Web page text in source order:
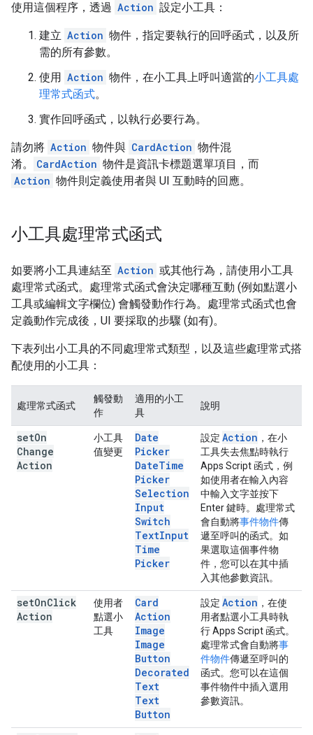
使用這個程序，透過 Action 設定小工具：
建立 Action 物件，指定要執行的回呼函式，以及所
需的所有參數。
使用 Action 物件，在小工具上呼叫適當的小工具處
理常式函式。
實作回呼函式，以執行必要行為。
請勿將 Action 物件與 CardAction 物件混
淆。
CardAction 物件是資訊卡標題選單項目，而
Action 物件則定義使用者與 UI 互動時的回應。
小工具處理常式函式
如要將小工具連結至 Action 或其他行為，請使用小工具
處理常式函式。處理常式函式會決定哪種互動 (例如點選小
工具或編輯文字欄位) 會觸發動作行為。處理常式函式也會
定義動作完成後，UI 要採取的步驟 (如有)。
下表列出小工具的不同處理常式類型，以及這些處理常式搭
配使用的小工具：
處理常式函式
觸發動
作
適用的小工
具
說明
setOn
Change
Action
小工具
值變更
Date
Picker
DateTime
Picker
Selection
Input
Switch
TextInput
Time
Picker
設定 Action ，在小
工具失去焦點時執行
Apps Script 函式，例
如使用者在輸入內容
中輸入文字並按下
Enter 鍵時。處理常式
會自動將事件物件傳
遞至呼叫的函式。如
果選取這個事件物
件，您可以在其中插
入其他參數資訊。
setOnClick
Action
使用者
點選小
工具
Card
Action
Image
Image
Button
Decorated
Text
Text
Button
設定 Action ，在使
用者點選小工具時執
行 Apps Script 函式。
處理常式會自動將事
件物件傳遞至呼叫的
函式。您可以在這個
事件物件中插入選用
參數資訊。